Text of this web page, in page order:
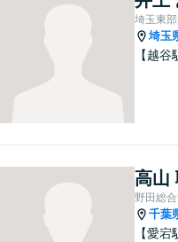
相談く
埼玉東
埼玉
【越谷
高山
野田総
千葉
【愛